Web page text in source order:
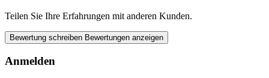
Teilen Sie Ihre Erfahrungen mit anderen Kunden.
Bewertung schreiben Bewertungen anzeigen
Anmelden